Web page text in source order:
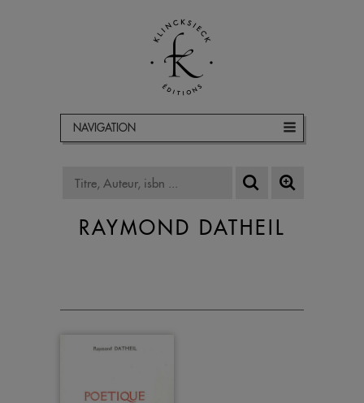
NAVIGATION
RAYMOND DATHEIL